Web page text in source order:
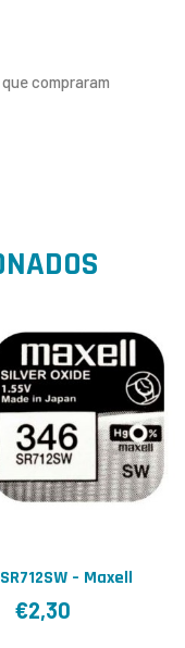
compraram
– Maxell
€2,30